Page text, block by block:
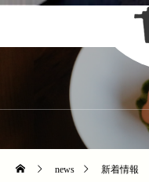
news 新着情報